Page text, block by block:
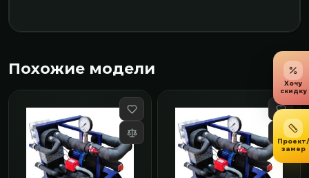
Похожие модели
Хочу
скидку
Проект/
замер